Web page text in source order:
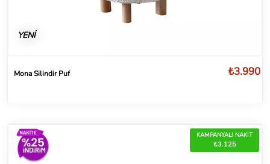
YENİ
Mona Silindir Puf ₺3.990
KAMPANYALI NAKİT
₺3.125